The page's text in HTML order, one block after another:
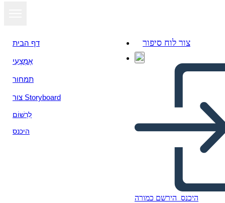
דף הבית
אֶמְצָעִי
תמחור
צור Storyboard
לִרְשׁוֹם
היכנס
צור לוח סיפור
היכנס הירשם כמורה